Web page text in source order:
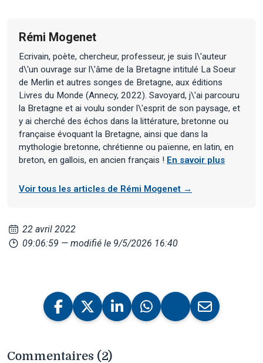
Rémi Mogenet
Ecrivain, poète, chercheur, professeur, je suis l\'auteur
d\'un ouvrage sur l\'âme de la Bretagne intitulé La Soeur
de Merlin et autres songes de Bretagne, aux éditions
Livres du Monde (Annecy, 2022). Savoyard, j\'ai parcouru
la Bretagne et ai voulu sonder l\'esprit de son paysage, et
y ai cherché des échos dans la littérature, bretonne ou
française évoquant la Bretagne, ainsi que dans la
mythologie bretonne, chrétienne ou païenne, en latin, en
breton, en gallois, en ancien français ! En savoir plus
Voir tous les articles de Rémi Mogenet →
22 avril 2022
09:06:59 — modifié le 9/5/2026 16:40
Commentaires (2)